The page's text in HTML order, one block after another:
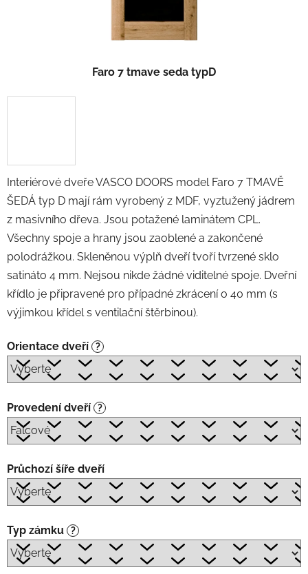
Interiérové dveře VASCO DOORS model Faro 7 TMAVĚ
ŠEDÁ typ D mají rám vyrobený z MDF, vyztužený jádrem
z masivního dřeva. Jsou potažené laminátem CPL.
Všechny spoje a hrany jsou zaoblené a zakončené
polodrážkou. Skleněnou výplň dveří tvoří tvrzené sklo
satináto 4 mm. Nejsou nikde žádné viditelné spoje. Dveřní
křídlo je připravené pro případné zkrácení o 40 mm (s
výjimkou křídel s ventilační štěrbinou).
Orientace dveří ?
Provedení dveří ?
Průchozí šíře dveří
Typ zámku ?
Faro 7 tmave seda typD